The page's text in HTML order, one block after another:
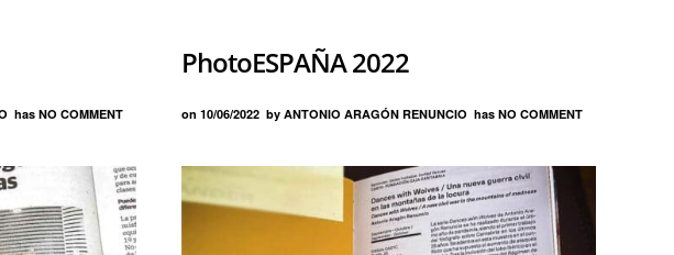
has NO COMMENT
PhotoESPAÑA 2022
on 10/06/2022 by ANTONIO ARAGÓN RENUNCIO has NO COMMENT